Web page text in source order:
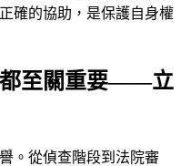
確的協助，是保護自身權
都至關重要——立
。從偵查階段到法院審